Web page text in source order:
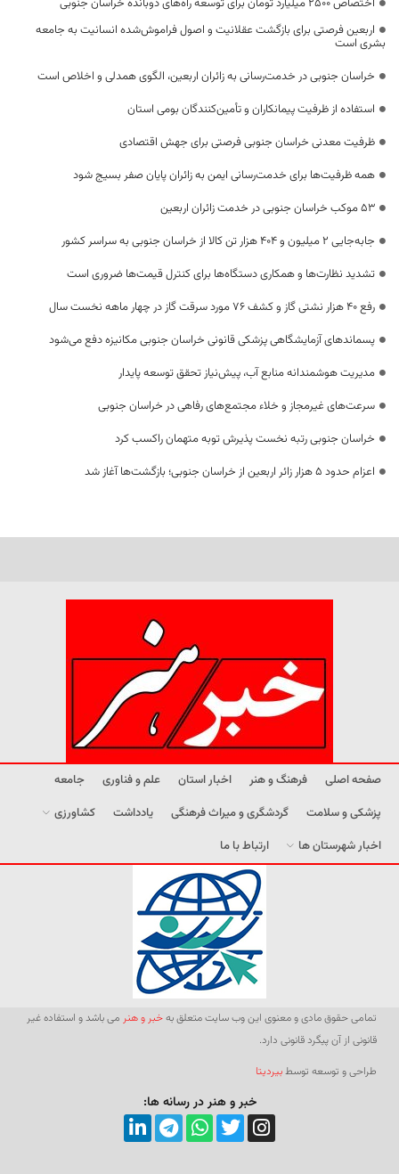
اربعین فرصتی برای بازگشت عقلانیت و اصول فراموش‌شده انسانیت به جامعه
بشری است
خراسان جنوبی در خدمت‌رسانی به زائران اربعین، الگوی همدلی و اخلاص است
استفاده از ظرفیت پیمانکاران و تأمین‌کنندگان بومی استان
ظرفیت معدنی خراسان جنوبی فرصتی برای جهش اقتصادی
همه ظرفیت‌ها برای خدمت‌رسانی ایمن به زائران پایان صفر بسیج شود
53 موکب خراسان جنوبی در خدمت زائران اربعین
جابه‌جایی 2 میلیون و 404 هزار تن کالا از خراسان جنوبی به سراسر کشور
تشدید نظارت‌ها و همکاری دستگاه‌ها برای کنترل قیمت‌ها ضروری است
رفع 40 هزار نشتی گاز و کشف 76 مورد سرقت گاز در چهار ماهه نخست سال
پسماندهای آزمایشگاهی پزشکی قانونی خراسان جنوبی مکانیزه دفع می‌شود
مدیریت هوشمندانه منابع آب، پیش‌نیاز تحقق توسعه پایدار
سرعت‌های غیرمجاز و خلاء مجتمع‌های رفاهی در خراسان جنوبی
خراسان جنوبی رتبه نخست پذیرش توبه متهمان راکسب کرد
اعزام حدود 5 هزار زائر اربعین از خراسان جنوبی؛ بازگشت‌ها آغاز شد
صفحه اصلی فرهنگ و هنر اخبار استان علم و فناوری
جامعه
پزشکی و سلامت
گردشگری و میراث فرهنگی یادداشت
کشاورزی
اخبار شهرستان ها
ارتباط با ما
تمامی حقوق مادی و معنوی این وب سایت متعلق بهخبر و هنر می باشد و استفاده غیر
قانونی از آن پیگرد قانونی دارد.
طراحی و توسعه توسطبیردیتا
خبر و هنر در رسانه ها: